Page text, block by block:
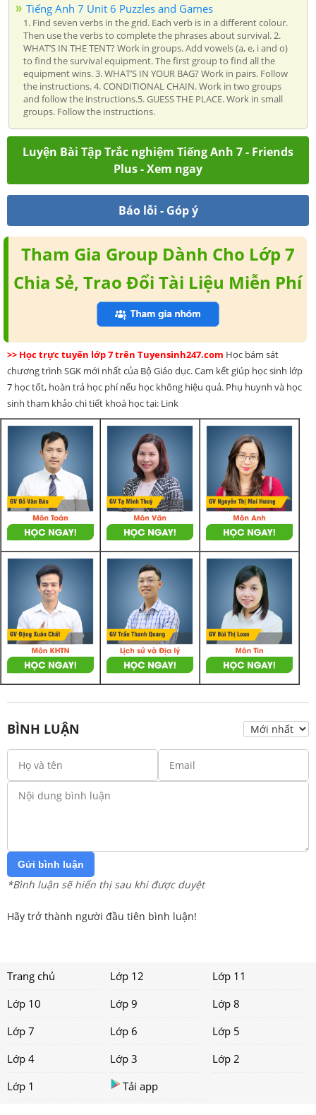
Tiếng Anh 7 Unit 6 Puzzles and Games
1. Find seven verbs in the grid. Each verb is in a different colour.
Then use the verbs to complete the phrases about survival. 2.
WHAT’S IN THE TENT? Work in groups. Add vowels (a, e, i and o)
to find the survival equipment. The first group to find all the
equipment wins. 3. WHAT’S IN YOUR BAG? Work in pairs. Follow
the instructions. 4. CONDITIONAL CHAIN. Work in two groups
and follow the instructions.5. GUESS THE PLACE. Work in small
groups. Follow the instructions.
Luyện Bài Tập Trắc nghiệm Tiếng Anh 7 - Friends
Plus - Xem ngay
Báo lỗi - Góp ý
Tham Gia Group Dành Cho Lớp 7
Chia Sẻ, Trao Đổi Tài Liệu Miễn Phí
>> Học trực tuyến lớp 7 trên Tuyensinh247.com Học bám sát
chương trình SGK mới nhất của Bộ Giáo dục. Cam kết giúp học sinh lớp
7 học tốt, hoàn trả học phí nếu học không hiệu quả. Phụ huynh và học
sinh tham khảo chi tiết khoá học tại: Link
BÌNH LUẬN
Gửi bình luận
*Bình luận sẽ hiển thị sau khi được duyệt
Hãy trở thành người đầu tiên bình luận!
Trang chủ Lớp 12
Lớp 11
Lớp 10
Lớp 9
Lớp 8
Lớp 7
Lớp 6
Lớp 5
Lớp 4
Lớp 3
Lớp 2
Lớp 1
Tải app